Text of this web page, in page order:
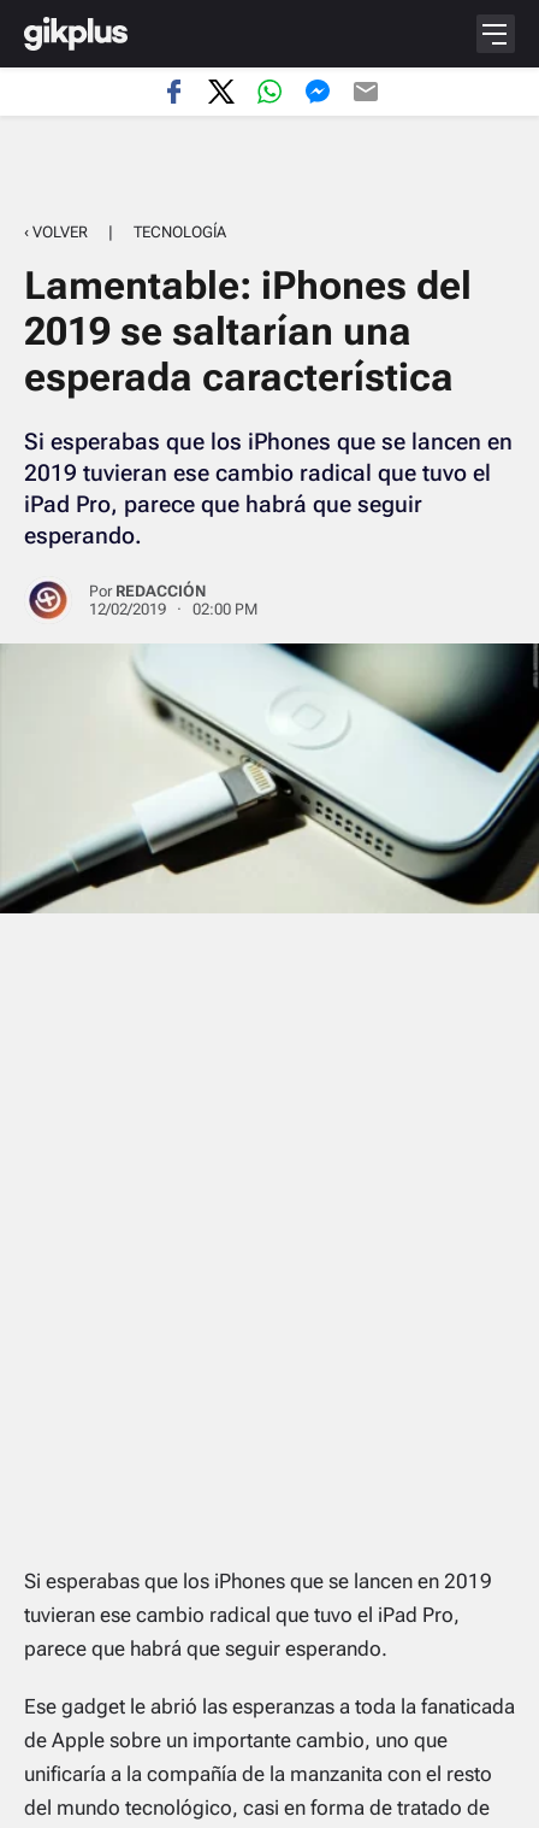
‹ VOLVER | TECNOLOGÍA
Lamentable: iPhones del
2019 se saltarían una
esperada característica
Si esperabas que los iPhones que se lancen en
2019 tuvieran ese cambio radical que tuvo el
iPad Pro, parece que habrá que seguir
esperando.
Por REDACCIÓN
12/02/2019 · 02:00 PM
Si esperabas que los iPhones que se lancen en 2019
tuvieran ese cambio radical que tuvo el iPad Pro,
parece que habrá que seguir esperando.
Ese gadget le abrió las esperanzas a toda la fanaticada
de Apple sobre un importante cambio, uno que
unificaría a la compañía de la manzanita con el resto
del mundo tecnológico, casi en forma de tratado de